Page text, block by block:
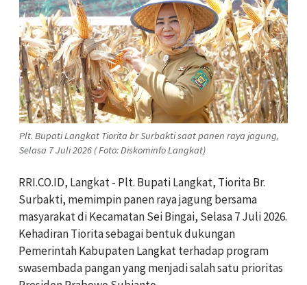
Plt. Bupati Langkat Tiorita br Surbakti saat panen raya jagung,
Selasa 7 Juli 2026 ( Foto: Diskominfo Langkat)
RRI.CO.ID, Langkat - Plt. Bupati Langkat, Tiorita Br.
Surbakti, memimpin panen raya jagung bersama
masyarakat di Kecamatan Sei Bingai, Selasa 7 Juli 2026.
Kehadiran Tiorita sebagai bentuk dukungan
Pemerintah Kabupaten Langkat terhadap program
swasembada pangan yang menjadi salah satu prioritas